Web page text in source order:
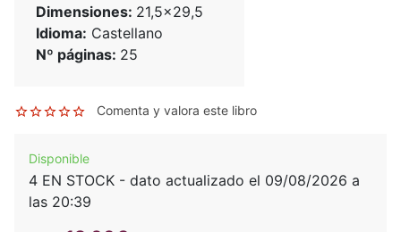
Dimensiones: 21,5x29,5
Idioma: Castellano
Nº páginas: 25
Comenta y valora este libro
Disponible
4 EN STOCK - dato actualizado el 09/08/2026 a
las 20:39